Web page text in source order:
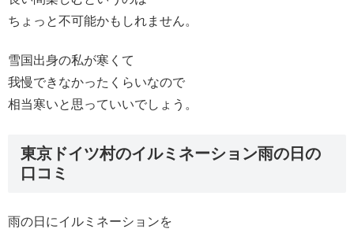
ちょっと不可能かもしれません。
雪国出身の私が寒くて
我慢できなかったくらいなので
相当寒いと思っていいでしょう。
東京ドイツ村のイルミネーション雨の日の
口コミ
雨の日にイルミネーションを